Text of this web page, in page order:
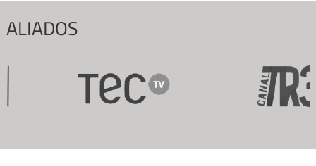
ALIADOS